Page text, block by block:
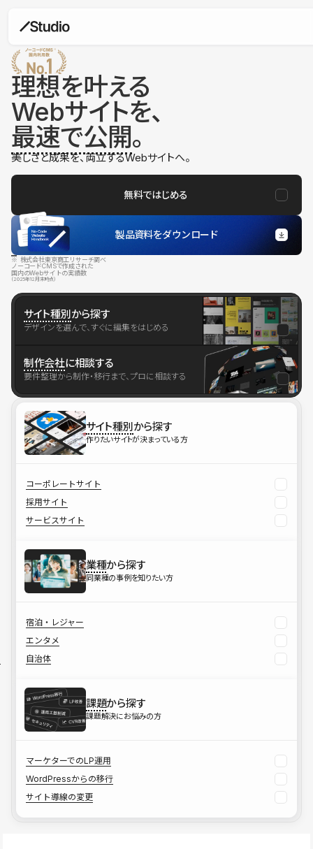
理想を叶える
Webサイトを、
最速で公開。
美しさと成果を、両立するWebサイトへ。
無料ではじめる
製品資料をダウンロード
※ 株式会社東京商工リサーチ調べ
ノーコードCMSで作成された
国内のWebサイトの実績数
（2025年12月末時点）
サイト種別から探す
デザインを選んで、すぐに編集をはじめる
制作会社に相談する
要件整理から制作・移行まで、プロに相談する
サイト種別から探す
作りたいサイトが決まっている方
コーポレートサイト
採用サイト
サービスサイト
業種から探す
同業種の事例を知りたい方
宿泊・レジャー
エンタメ
自治体
課題から探す
課題解決にお悩みの方
マーケターでのLP運用
WordPressからの移行
サイト導線の変更